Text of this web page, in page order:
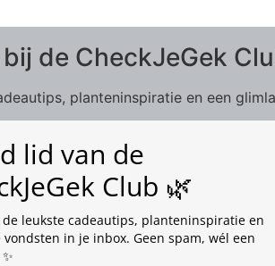
de CheckJeGek
planteninspiratie en een
lid van de
Club 🌿
leukste cadeautips, planteninspiratie en
in je inbox. Geen spam, wél een